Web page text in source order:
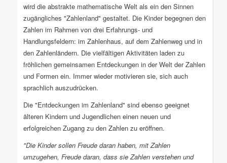
wird die abstrakte mathematische Welt als ein den Sinnen
zugängliches "Zahlenland" gestaltet. Die Kinder begegnen den
Zahlen im Rahmen von drei Erfahrungs- und
Handlungsfeldern: im Zahlenhaus, auf dem Zahlenweg und in
den Zahlenländern. Die vielfältigen Aktivitäten laden zu
fröhlichen gemeinsamen Entdeckungen in der Welt der Zahlen
und Formen ein. Immer wieder motivieren sie, sich auch
sprachlich auszudrücken.
Die "Entdeckungen im Zahlenland" sind ebenso geeignet
älteren Kindern und Jugendlichen einen neuen und
erfolgreichen Zugang zu den Zahlen zu eröffnen.
"Die Kinder sollen Freude daran haben, mit Zahlen
umzugehen, Freude daran, dass sie Zahlen verstehen und